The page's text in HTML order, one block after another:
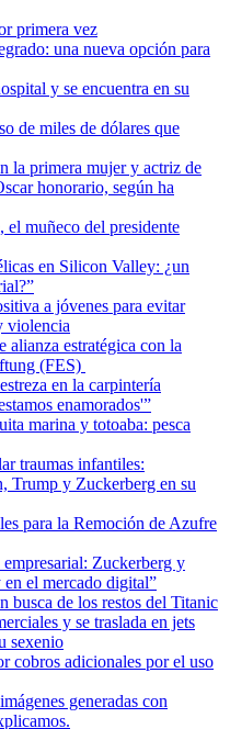
primera vez
una nueva opción para
y se encuentra en su
de miles de dólares que
la primera mujer y actriz de
honorario, según ha
muñeco del presidente
en Silicon Valley: ¿un
a jóvenes para evitar
violencia
estratégica con la
(FES)
en la carpintería
enamorados'”
marina y totoaba: pesca
traumas infantiles:
Trump y Zuckerberg en su
para la Remoción de Azufre
Zuckerberg y
el mercado digital”
busca de los restos del Titanic
y se traslada en jets
sexenio
cobros adicionales por el uso
generadas con